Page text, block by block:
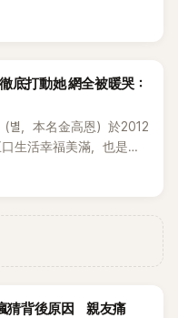
的事情現在再發生，「我
底打動她 網全被暖哭：
별，本名金高恩）於2012
生活幸福美滿，也是韓
度公開當年決定嫁給
猜背後原因 親友痛